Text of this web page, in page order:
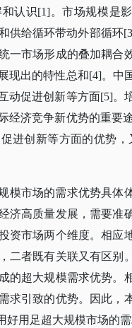
认识[1]。市场规模是
供给循环带动外部循环
一市场形成的叠加耦合
现出的特性总和[4]。中
动促进创新等方面[5]。
经济竞争新优势的重要
进创新等方面的优势
模市场的需求优势具体
济高质量发展，需要准
资市场两个维度。相应
二者既有关联又有区别
的超大规模需求优势。
求引致的优势。因此，
用足超大规模市场的需